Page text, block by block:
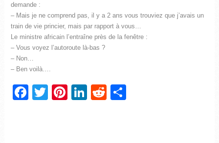
demande :
– Mais je ne comprend pas, il y a 2 ans vous trouviez que j’avais un
train de vie princier, mais par rapport à vous…
Le ministre africain l’entraîne près de la fenêtre :
– Vous voyez l’autoroute là-bas ?
– Non…
– Ben voilà….
Facebook
TwitterPinterest
LinkedIn
Reddit